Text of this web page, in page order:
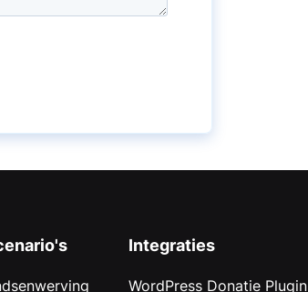
Integraties
WordPress Donatie Plugin